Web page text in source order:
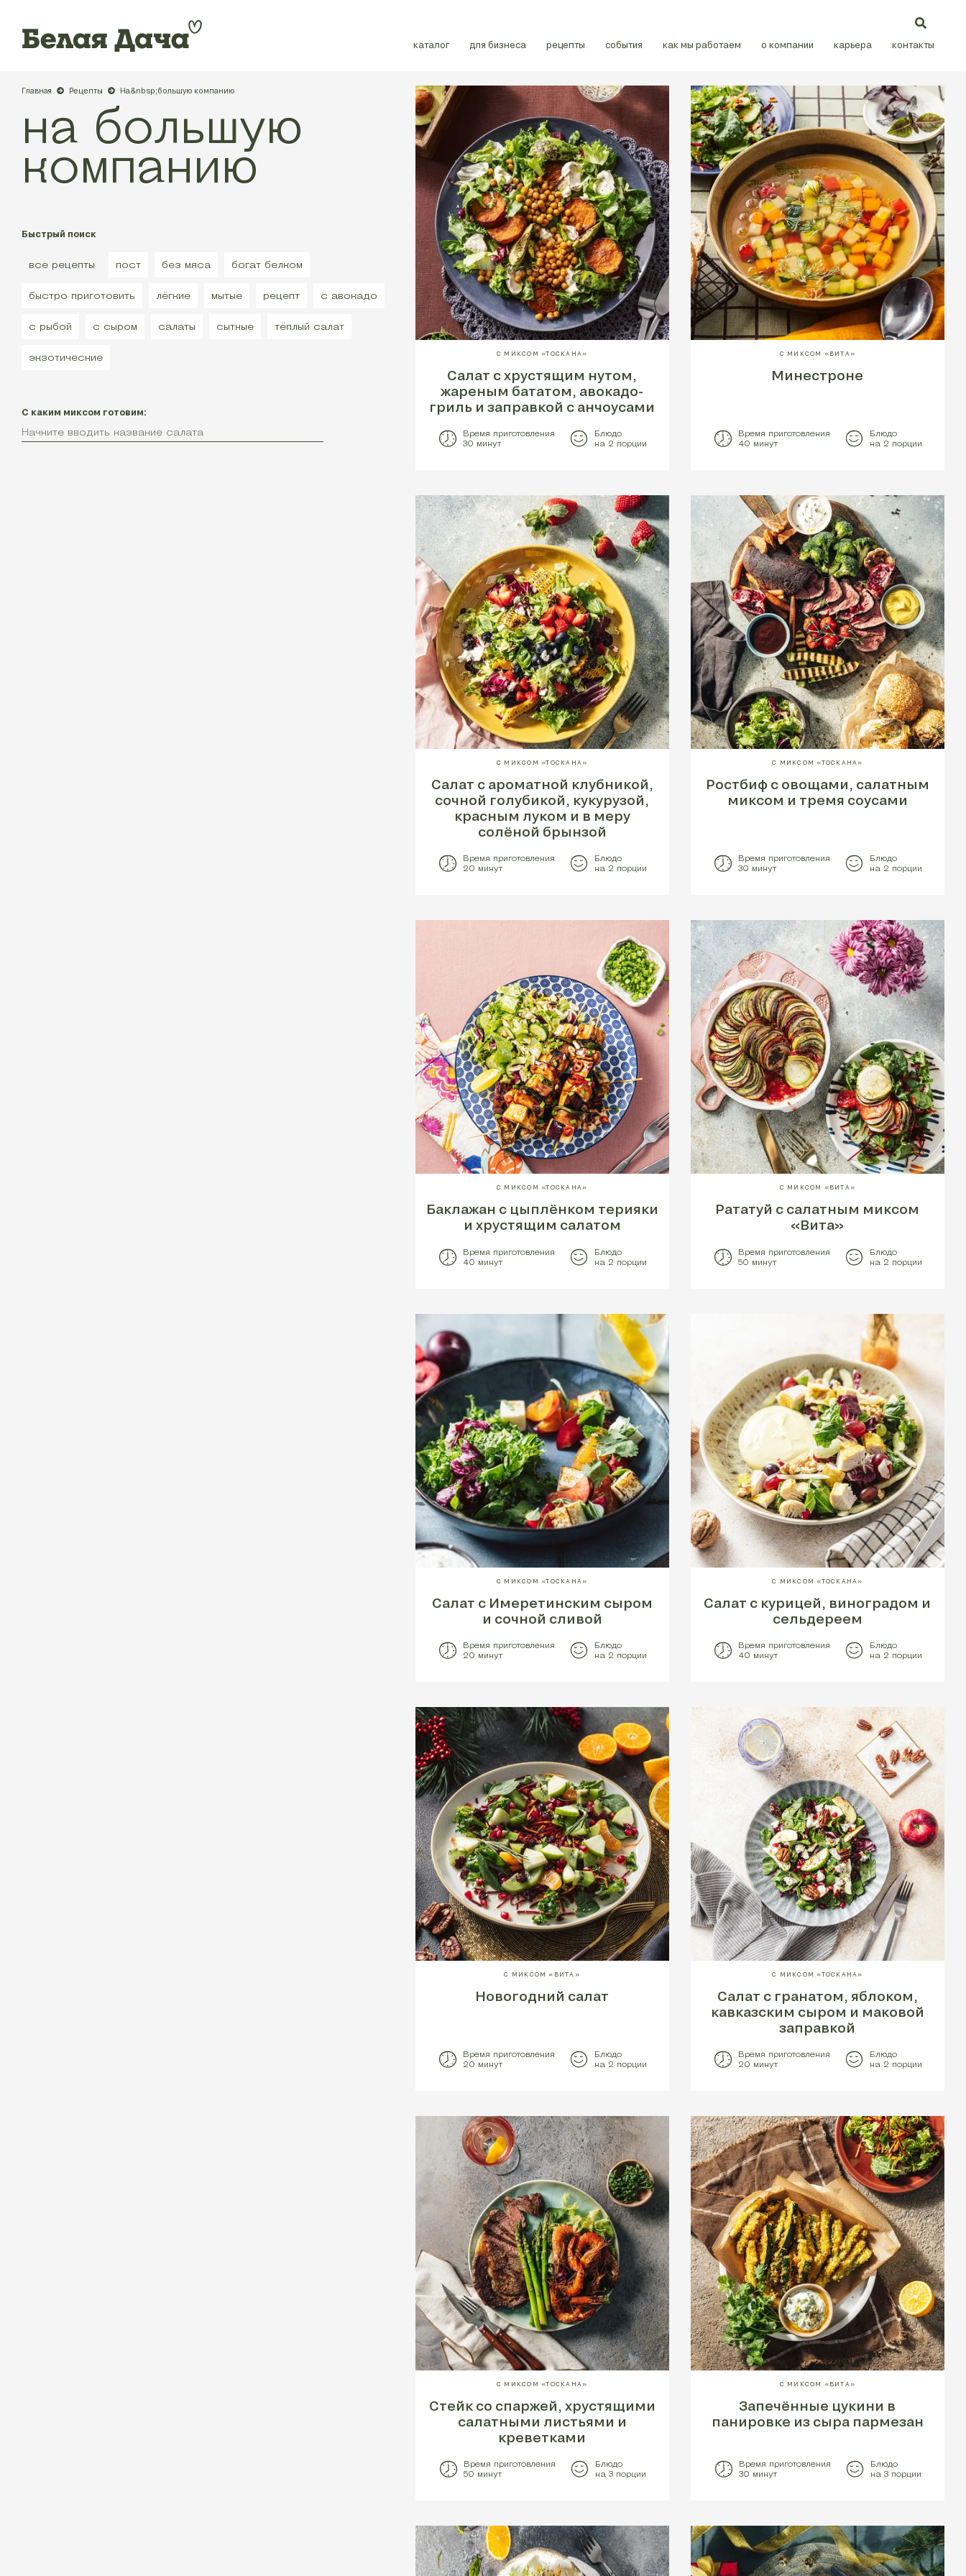
каталог для бизнеса рецепты события как мы работаем о компании карьера контакты
Главная Рецепты На&nbsp;большую компанию
на большую
компанию
Быстрый поиск
все рецепты пост без мяса богат белком
быстро приготовить лёгкие мытые рецепт с авокадо
с рыбой с сыром салаты сытные тёплый салат
экзотические
С каким миксом готовим:
С МИКСОМ «ТОСКАНА»
Салат с хрустящим нутом,
жареным бататом, авокадо-
гриль и заправкой с анчоусами
Время приготовления
30 минут
Блюдо
на 2 порции
С МИКСОМ «ВИТА»
Минестроне
Время приготовления
40 минут
Блюдо
на 2 порции
С МИКСОМ «ТОСКАНА»
Салат с ароматной клубникой,
сочной голубикой, кукурузой,
красным луком и в меру
солёной брынзой
Время приготовления
20 минут
Блюдо
на 2 порции
С МИКСОМ «ТОСКАНА»
Ростбиф с овощами, салатным
миксом и тремя соусами
Время приготовления
30 минут
Блюдо
на 2 порции
С МИКСОМ «ТОСКАНА»
Баклажан с цыплёнком терияки
и хрустящим салатом
Время приготовления
40 минут
Блюдо
на 2 порции
С МИКСОМ «ВИТА»
Рататуй с салатным миксом
«Вита»
Время приготовления
50 минут
Блюдо
на 2 порции
С МИКСОМ «ТОСКАНА»
Салат с Имеретинским сыром
и сочной сливой
Время приготовления
20 минут
Блюдо
на 2 порции
С МИКСОМ «ТОСКАНА»
Салат с курицей, виноградом и
сельдереем
Время приготовления
40 минут
Блюдо
на 2 порции
С МИКСОМ «ВИТА»
Новогодний салат
Время приготовления
20 минут
Блюдо
на 2 порции
С МИКСОМ «ТОСКАНА»
Салат с гранатом, яблоком,
кавказским сыром и маковой
заправкой
Время приготовления
20 минут
Блюдо
на 2 порции
С МИКСОМ «ТОСКАНА»
Стейк со спаржей, хрустящими
салатными листьями и
креветками
Время приготовления
50 минут
Блюдо
на 3 порции
С МИКСОМ «ВИТА»
Запечённые цукини в
панировке из сыра пармезан
Время приготовления
30 минут
Блюдо
на 3 порции